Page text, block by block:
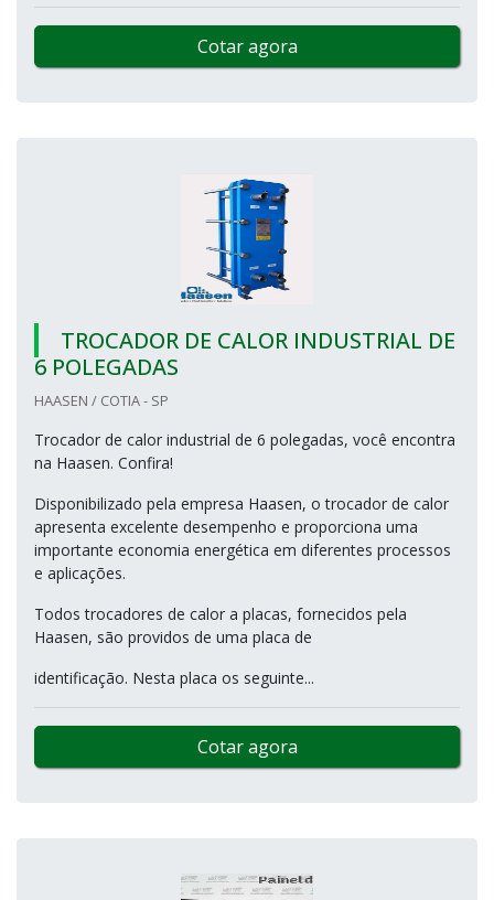
Cotar agora
TROCADOR DE CALOR INDUSTRIAL DE
6 POLEGADAS
HAASEN / COTIA - SP
Trocador de calor industrial de 6 polegadas, você encontra
na Haasen. Confira!
Disponibilizado pela empresa Haasen, o trocador de calor
apresenta excelente desempenho e proporciona uma
importante economia energética em diferentes processos
e aplicações.
Todos trocadores de calor a placas, fornecidos pela
Haasen, são providos de uma placa de
identificação. Nesta placa os seguinte...
Cotar agora